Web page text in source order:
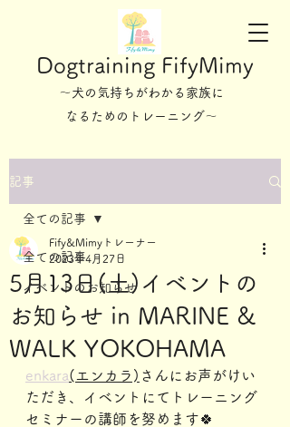
Dogtraining FifyMimy
～犬の気持ちがわかる家族に
なるためのトレーニング～
記事
全ての記事
イベントのお知らせ
全ての記事
5月13日(土)イベントの
お知らせ in MARINE &
WALK YOKOHAMA
Fify&Mimyトレーナー
2023年4月27日
enkara(エンカラ) さんにお声がけい
ただき、イベントにてトレーニング
セミナーの講師を努めます🍀